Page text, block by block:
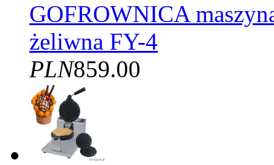
GOFROWNICA
żeliwna FY-4
PLN859.00